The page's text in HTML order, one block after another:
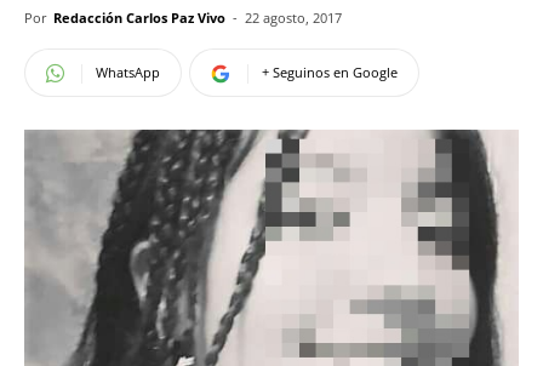
Por Redacción Carlos Paz Vivo - 22 agosto, 2017
WhatsApp + Seguinos en Google